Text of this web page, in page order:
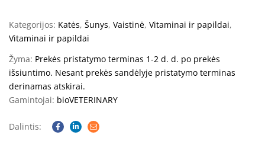
Kategorijos: Katės, Šunys, Vaistinė, Vitaminai ir papildai,
Vitaminai ir papildai
Žyma: Prekės pristatymo terminas 1-2 d. d. po prekės
išsiuntimo. Nesant prekės sandėlyje pristatymo terminas
derinamas atskirai.
Gamintojai: bioVETERINARY
Dalintis:
Facebook
Linkedin
Email